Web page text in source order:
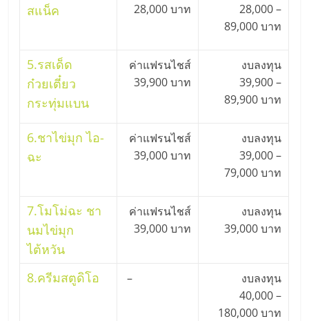
ไชส์
ไชส์
บ้าน
น้อย
สแน็ค
28,000 บาท
28,000 –
89,000 บาท
5.รสเด็ด
ก๋วยเตี๋ยว
กระทุ่มแบน
ค่าแฟรนไชส์
39,900 บาท
งบลงทุน
39,900 –
89,900 บาท
6.ชาไข่มุก ไอ-
ฉะ
ค่าแฟรนไชส์
39,000 บาท
งบลงทุน
39,000 –
79,000 บาท
7.โมโม่ฉะ ชา
นมไข่มุก
ไต้หวัน
ค่าแฟรนไชส์
39,000 บาท
งบลงทุน
39,000 บาท
8.ครีมสตูดิโอ –
งบลงทุน
40,000 –
180,000 บาท